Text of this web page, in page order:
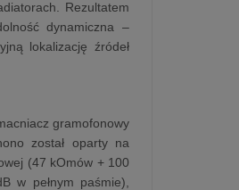
Rezultatem
dynamiczna –
lokalizację źródeł
gramofonowy
został oparty na
(47 kOmów + 100
w pełnym paśmie),